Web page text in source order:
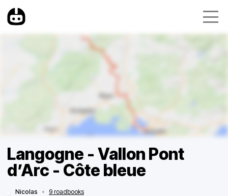
Langogne - Vallon Pont
d’Arc - Côte bleue
Nicolas • 9 roadbooks